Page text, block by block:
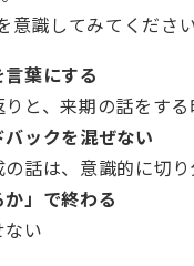
意識してみてください
葉にする
りと、来期の話をする
ックを混ぜない
話は、意識的に切り
か」で終わる
い